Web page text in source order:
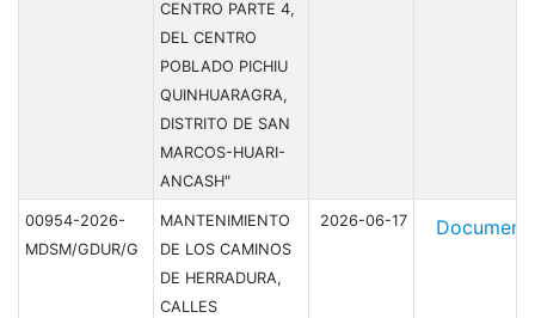
CENTRO PARTE 4,
DEL CENTRO
POBLADO PICHIU
QUINHUARAGRA,
DISTRITO DE SAN
MARCOS-HUARI-
ANCASH"
00954-2026-
MDSM/GDUR/G
MANTENIMIENTO
DE LOS CAMINOS
DE HERRADURA,
CALLES
2026-06-17